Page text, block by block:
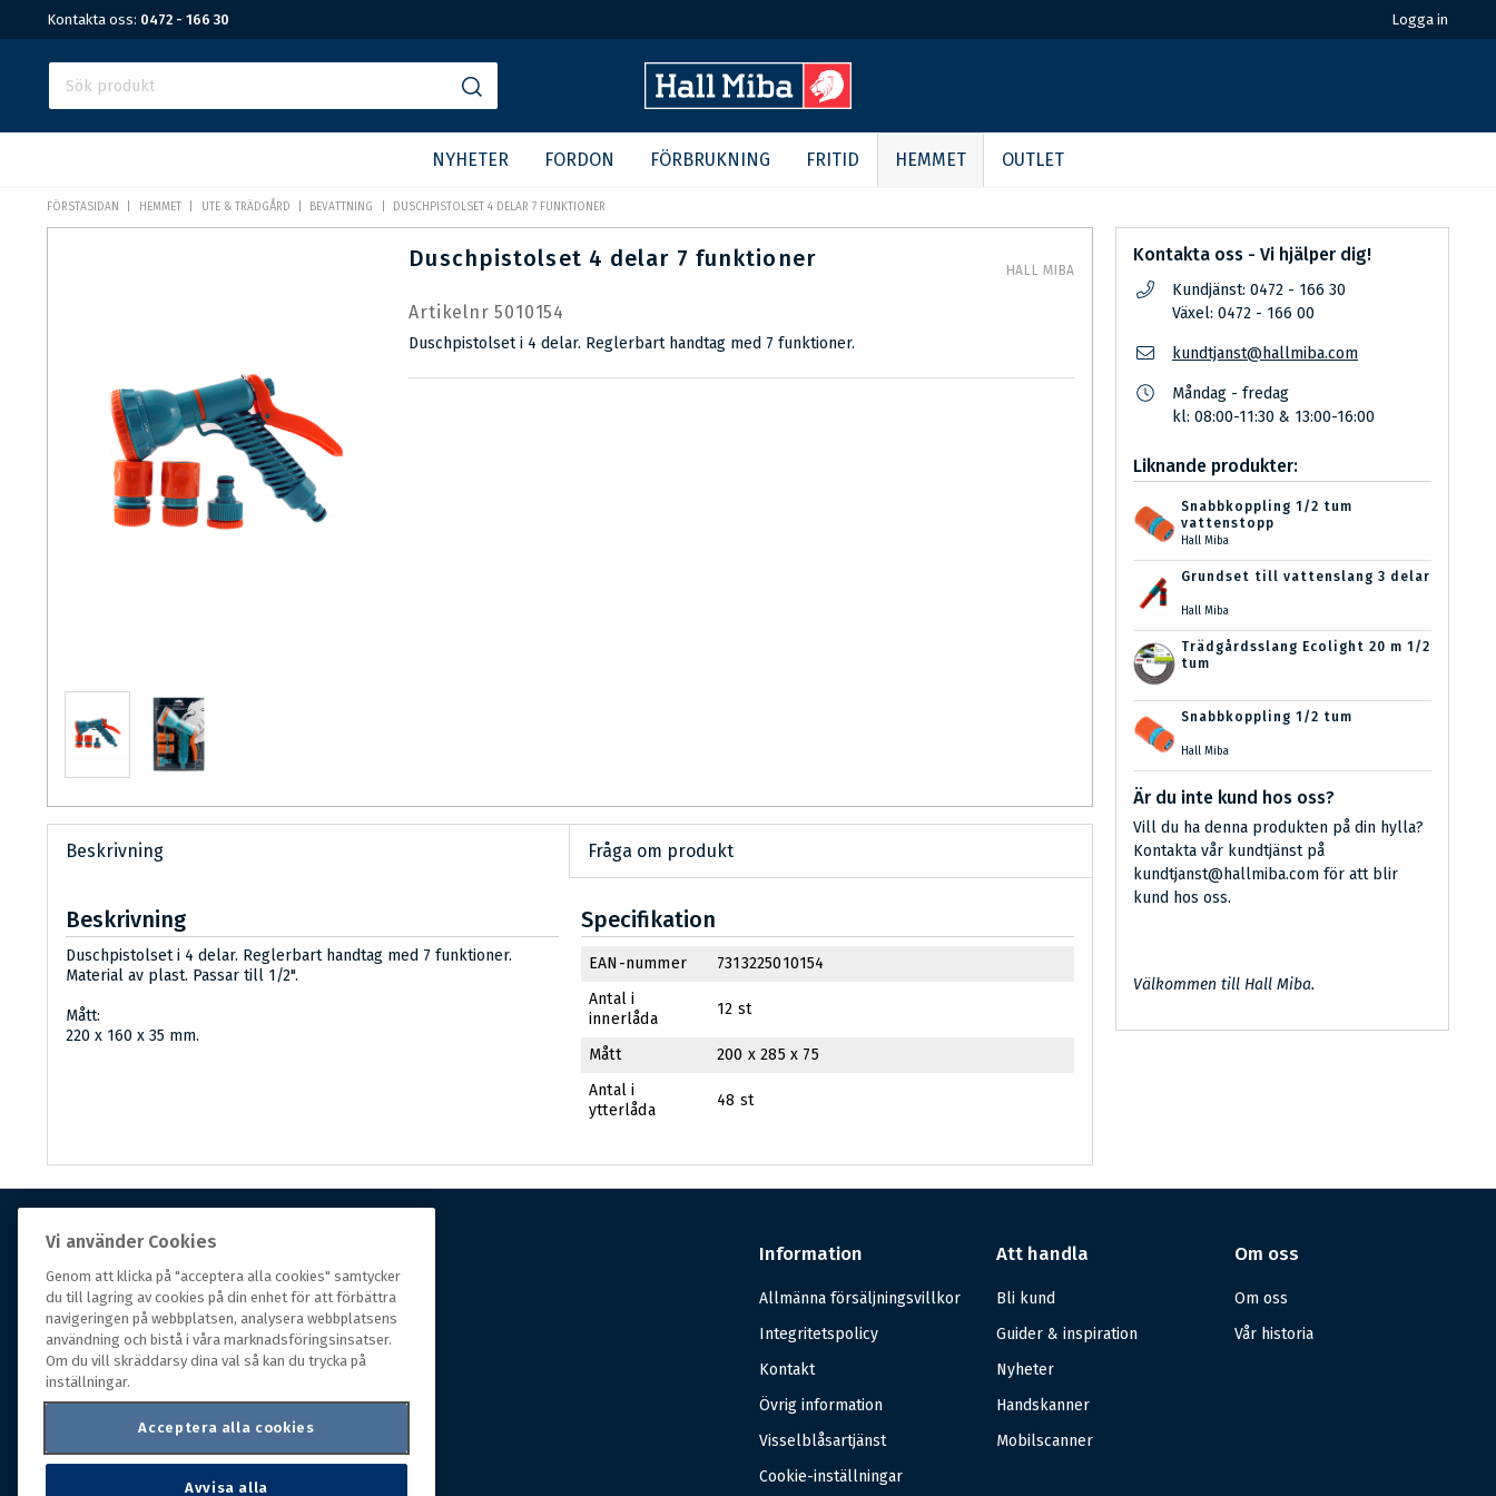
Kontakta oss: 0472 - 166 30 Logga in
NYHETER FORDON FÖRBRUKNING FRITID HEMMET OUTLET
FÖRSTASIDAN HEMMET UTE & TRÄDGÅRD BEVATTNING DUSCHPISTOLSET 4 DELAR 7 FUNKTIONER
Duschpistolset 4 delar 7 funktioner HALL MIBA
Artikelnr 5010154
Duschpistolset i 4 delar. Reglerbart handtag med 7 funktioner.
Beskrivning Fråga om produkt
Beskrivning
Duschpistolset i 4 delar. Reglerbart handtag med 7 funktioner.
Material av plast. Passar till 1/2".
Mått:
220 x 160 x 35 mm.
Specifikation
EAN-nummer
7313225010154
Antal i
innerlåda
12 st
Mått
200 x 285 x 75
Antal i
ytterlåda
48 st
Kontakta oss - Vi hjälper dig!
Kundjänst: 0472 - 166 30
Växel: 0472 - 166 00
kundtjanst@hallmiba.com
Måndag - fredag
kl: 08:00-11:30 & 13:00-16:00
Liknande produkter:
Snabbkoppling 1/2 tum
vattenstopp
Hall Miba
Grundset till vattenslang 3 delar
Hall Miba
Trädgårdsslang Ecolight 20 m 1/2
tum
Snabbkoppling 1/2 tum
Hall Miba
Är du inte kund hos oss?
Vill du ha denna produkten på din hylla?
Kontakta vår kundtjänst på
kundtjanst@hallmiba.com för att blir
kund hos oss.
Välkommen till Hall Miba.
Om Hall Miba
Hall Miba är grossisten som funnits på marknaden i
över 150 år. Från huvudkontoret i småländska Växjö
styrs hela organisationen, som erbjuder prisvärda
produkter till kunder i rörelse.
Information
Allmänna försäljningsvillkor
Integritetspolicy
Kontakt
Övrig information
Visselblåsartjänst
Cookie-inställningar
Att handla
Bli kund
Guider & inspiration
Nyheter
Handskanner
Mobilscanner
Om oss
Om oss
Vår historia
Vi använder Cookies
Genom att klicka på "acceptera alla cookies" samtycker
du till lagring av cookies på din enhet för att förbättra
navigeringen på webbplatsen, analysera webbplatsens
användning och bistå i våra marknadsföringsinsatser.
Om du vill skräddarsy dina val så kan du trycka på
inställningar.
Acceptera alla cookies
Avvisa alla